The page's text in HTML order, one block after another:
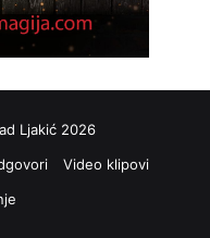
Ljakić 2026
Video klipovi